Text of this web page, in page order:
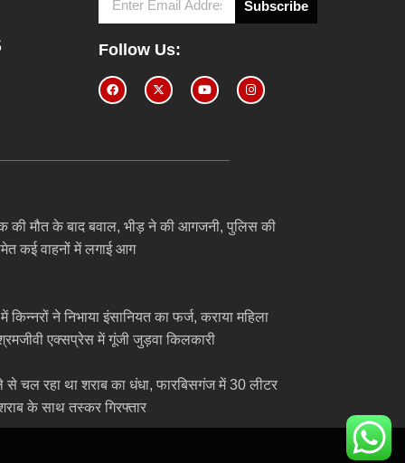
Subscribe
Follow Us:
की मौत के बाद बवाल, भीड़ ने की आगजनी, पुलिस की
कई वाहनों में लगाई आग
किन्नरों ने निभाया इंसानियत का फर्ज, कराया महिला
एक्सप्रेस में गूंजी जुड़वा किलकारी
चल रहा था शराब का धंधा, फारबिसगंज में 30 लीटर
के साथ तस्कर गिरफ्तार